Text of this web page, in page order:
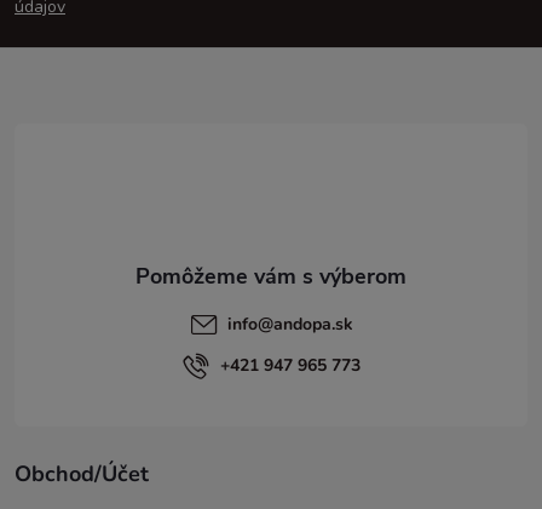
púdajov
info@andopa.sk
+421 947 965 773
Obchod/Účet